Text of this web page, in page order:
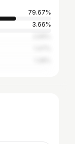
79.67%
3.66%